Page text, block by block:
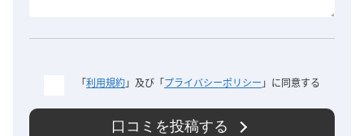
「利用規約」及び「プライバシーポリシー 」に同意する
口コミを投稿する